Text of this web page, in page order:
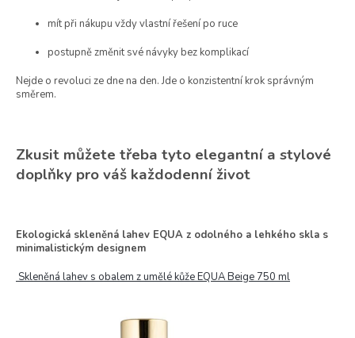
mít při nákupu vždy vlastní řešení po ruce
postupně změnit své návyky bez komplikací
Nejde o revoluci ze dne na den. Jde o konzistentní krok správným
směrem.
Zkusit můžete třeba tyto elegantní a stylové
doplňky pro váš každodenní život
Ekologická skleněná lahev EQUA z odolného a lehkého skla s
minimalistickým designem
Skleněná lahev s obalem z umělé kůže EQUA Beige 750 ml